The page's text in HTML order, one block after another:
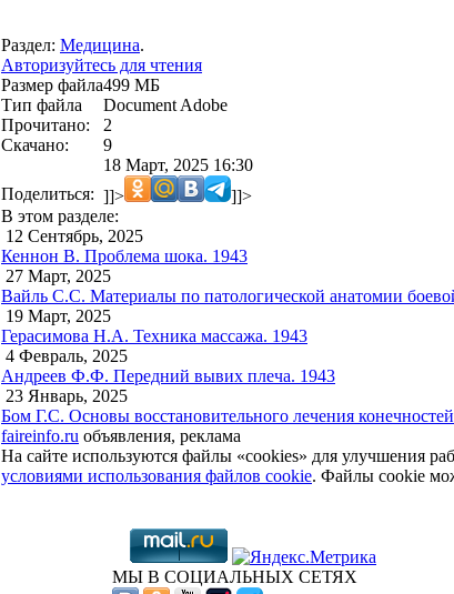
Раздел: Медицина.
Авторизуйтесь для чтения
Размер файла499 МБ
Тип файла
Document Adobe
Прочитано:
2
Скачано:
9
18 Март, 2025 16:30
Поделиться: ]]>
]]>
В этом разделе:
12 Сентябрь, 2025
Кеннон В. Проблема шока. 1943
27 Март, 2025
Вайль С.С. Материалы по патологической анатомии
19 Март, 2025
Герасимова Н.А. Техника массажа. 1943
4 Февраль, 2025
Андреев Ф.Ф. Передний вывих плеча. 1943
23 Январь, 2025
Бом Г.С. Основы восстановительного лечения
faireinfo.ru объявления, реклама
На сайте используются файлы «cookies» для улучшения
условиями использования файлов cookie. Файлы cookie
МЫ В СОЦИАЛЬНЫХ СЕТЯХ